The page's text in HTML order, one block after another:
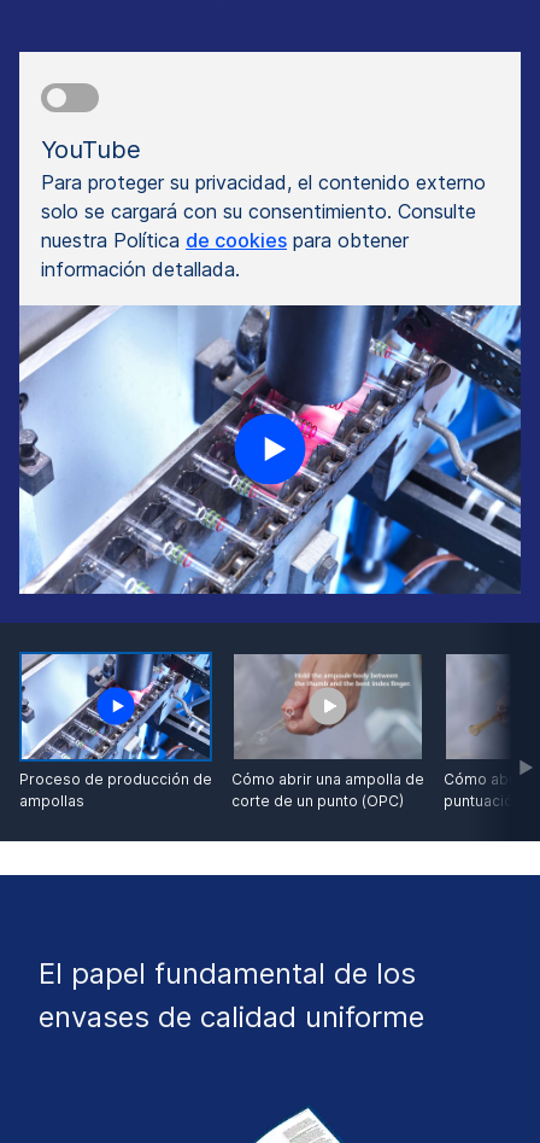
YouTube
Para proteger su privacidad, el contenido externo
solo se cargará con su consentimiento. Consulte
nuestra Política de cookies para obtener
información detallada.
Proceso de producción de
ampollas
Cómo abrir una ampolla de
corte de un punto (OPC)
Cómo abrir
puntuación
El papel fundamental de los
envases de calidad uniforme